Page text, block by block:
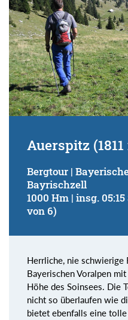
Auerspitz
Bergtour |
Bayrischzell
1000 Hm | insg.
von 6)
Herrliche, nie schwierige
Bayerischen Voralpen
Höhe des Soinsees. Die
nicht so überlaufen wie
bietet ebenfalls eine